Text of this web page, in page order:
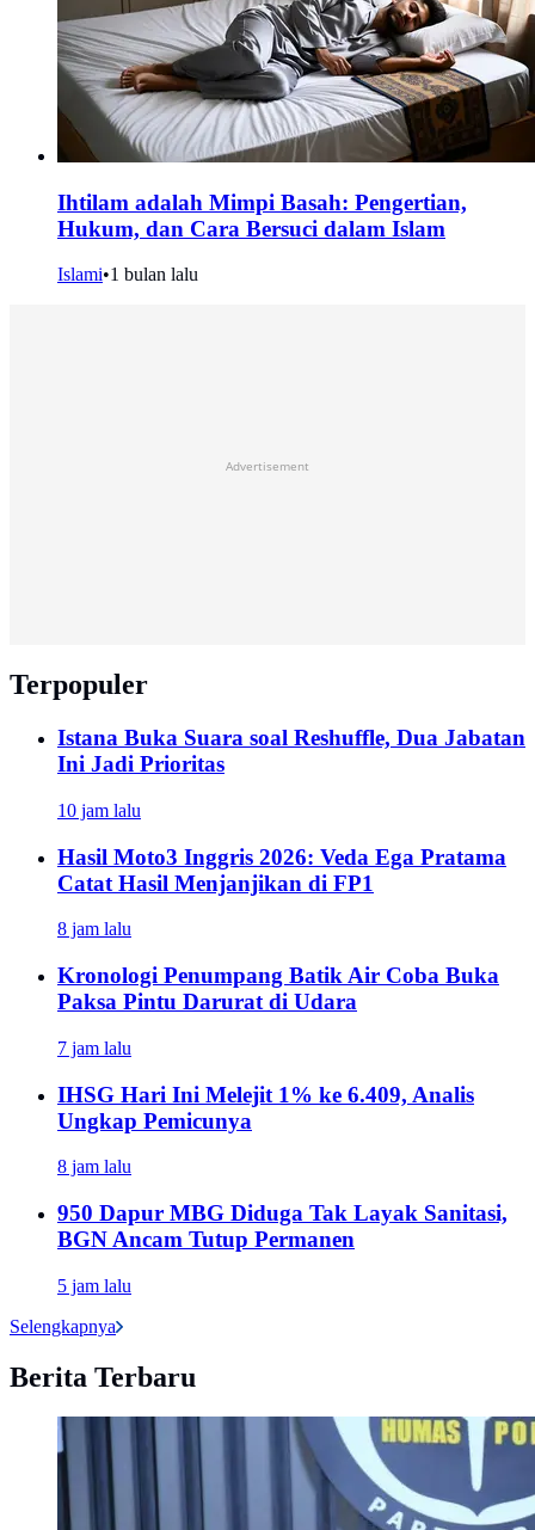
Ihtilam adalah Mimpi Basah: Pengertian,
Hukum, dan Cara Bersuci dalam Islam
Islami•1 bulan lalu
Advertisement
Terpopuler
Istana Buka Suara soal Reshuffle, Dua Jabatan
Ini Jadi Prioritas
10 jam lalu
Hasil Moto3 Inggris 2026: Veda Ega Pratama
Catat Hasil Menjanjikan di FP1
8 jam lalu
Kronologi Penumpang Batik Air Coba Buka
Paksa Pintu Darurat di Udara
7 jam lalu
IHSG Hari Ini Melejit 1% ke 6.409, Analis
Ungkap Pemicunya
8 jam lalu
950 Dapur MBG Diduga Tak Layak Sanitasi,
BGN Ancam Tutup Permanen
5 jam lalu
Selengkapnya
Berita Terbaru